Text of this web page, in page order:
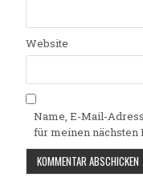
Website
Name, E-Mail-
für meinen nächsten